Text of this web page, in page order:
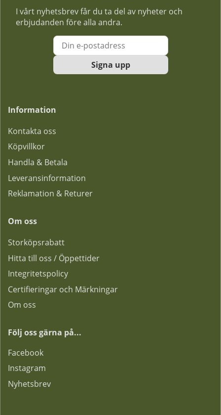
I vårt nyhetsbrev får du ta del av nyheter och
erbjudanden före alla andra.
Signa upp
Information
Kontakta oss
Köpvillkor
Handla & Betala
Leveransinformation
Reklamation & Returer
Om oss
Storköpsrabatt
Hitta till oss / Öppettider
Integritetspolicy
Certifieringar och Märkningar
Om oss
Följ oss gärna på...
Facebook
Instagram
Nyhetsbrev